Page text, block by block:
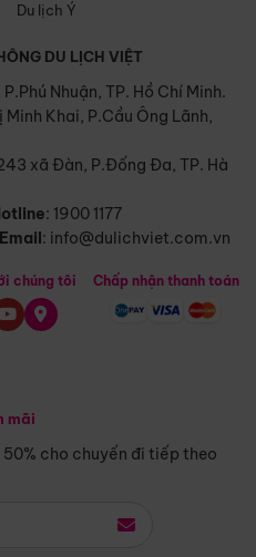
Du lịch Ý
DU LỊCH VIỆT
Nhuận, TP. Hồ Chí Minh.
Minh Khai, P.Cầu Ông Lãnh,
xã Đàn, P.Đống Đa, TP. Hà
: 1900 1177
Email: info@dulichviet.com.vn
mãi
cho chuyến đi tiếp theo
chúng tôi Chấp nhận thanh toán